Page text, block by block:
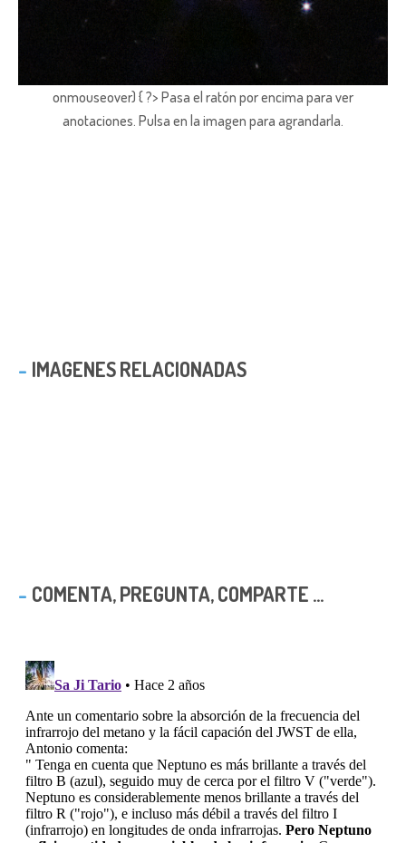
onmouseover) { ?> Pasa el ratón por encima para ver
anotaciones. Pulsa en la imagen para agrandarla.
IMAGENES RELACIONADAS
COMENTA, PREGUNTA, COMPARTE ...